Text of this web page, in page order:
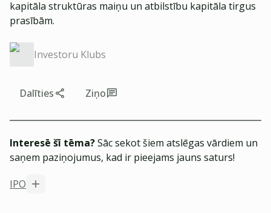
kapitāla struktūras maiņu un atbilstību kapitāla tirgus
prasībām.
Investoru Klubs
Dalīties Ziņo
Interesē šī tēma?Sāc sekot šiem atslēgas vārdiem un
saņem paziņojumus, kad ir pieejams jauns saturs!
IPO